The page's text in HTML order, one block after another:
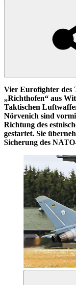
Vier Eurofighter des
„Richthofen“ aus
Taktischen
Nörvenich sind
Richtung des
gestartet. Sie
Sicherung des